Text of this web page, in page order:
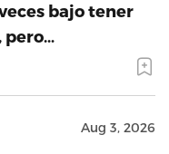
bajo tener
pero…
Aug 3, 2026